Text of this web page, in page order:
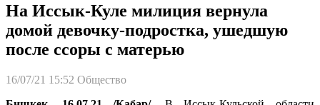
На Иссык-Куле милиция вернула
домой девочку-подростка, ушедшую
после ссоры с матерью
16/07/21 15:52 Общество